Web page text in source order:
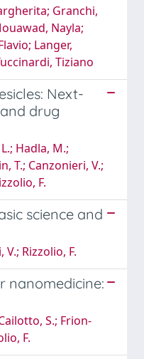
Granchi,
Nayla;
Langer,
Tiziano
Next-
drug
Hadla, M.;
T.; Canzonieri, V.;
F.
science and
Rizzolio, F.
nanomedicine:
S.; Frion-
F.